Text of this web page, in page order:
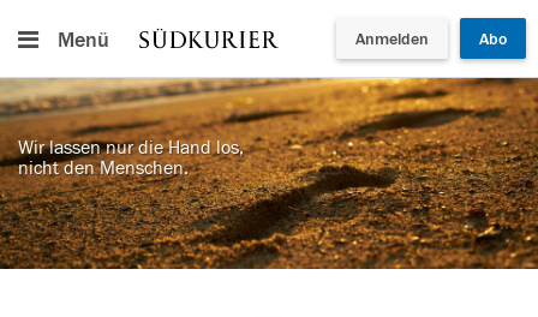
Menü Anmelden Abo
Wir lassen nur die Hand los,
nicht den Menschen.